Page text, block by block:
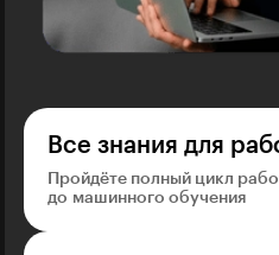
Все знания для
Пройдёте полный цикл
до машинного обучения